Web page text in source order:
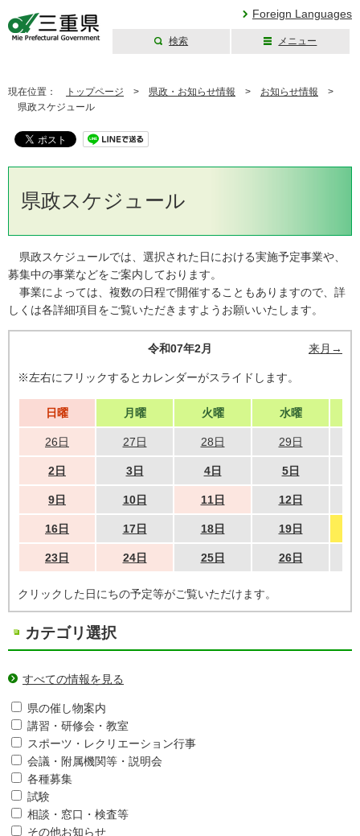
Foreign Languages
検索 メニュー
現在位置： トップページ > 県政・お知らせ情報 > お知らせ情報 >
県政スケジュール
県政スケジュール
県政スケジュールでは、選択された日における実施予定事業や、
募集中の事業などをご案内しております。
事業によっては、複数の日程で開催することもありますので、詳
しくは各詳細項目をご覧いただきますようお願いいたします。
令和07年2月 来月→
※左右にフリックするとカレンダーがスライドします。
日曜 月曜 火曜 水曜
26日 27日 28日 29日
2日 3日 4日 5日
9日 10日 11日 12日
16日 17日 18日 19日
23日 24日 25日 26日
クリックした日にちの予定等がご覧いただけます。
カテゴリ選択
すべての情報を見る
県の催し物案内
講習・研修会・教室
スポーツ・レクリエーション行事
会議・附属機関等・説明会
各種募集
試験
相談・窓口・検査等
その他お知らせ